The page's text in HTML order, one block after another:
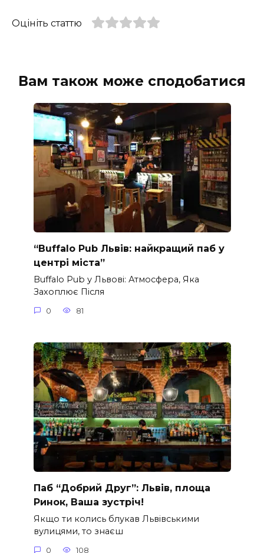
Оцініть статтю
Вам також може сподобатися
“Buffalo Pub Львів: найкращий паб у
центрі міста”
Buffalo Pub у Львові: Атмосфера, Яка
Захоплює Після
0 81
Паб “Добрий Друг”: Львів, площа
Ринок, Ваша зустріч!
Якщо ти колись блукав Львівськими
вулицями, то знаєш
0 108